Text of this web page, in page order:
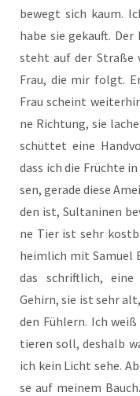
bewegt sich kaum.
habe sie gekauft.
steht auf der Stra­ße
Frau, die mir folgt.
Frau scheint
ne Rich­tung, sie
schüt­tet eine
dass ich die Früch­te
sen, gera­de die­se
den ist, Sul­ta­ni­nen
ne Tier ist sehr
heim­lich mit Samu­el
das schrift­lich,
Gehirn, sie ist sehr
den Füh­lern. Ich
tie­ren soll, des­halb
ich kein Licht sehe.
se auf mei­nem